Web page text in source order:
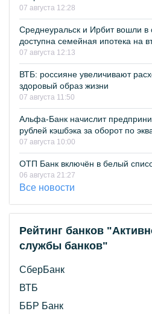
07 августа 12:28
Среднеуральск и Ирбит вошли в
доступна семейная ипотека на
07 августа 12:13
ВТБ: россияне увеличивают
здоровый образ жизни
07 августа 11:50
Альфа-Банк начислит
рублей кэшбэка за оборот по
07 августа 10:00
ОТП Банк включён в белый
06 августа 21:27
Все новости
Рейтинг банков
службы банков"
СберБанк
ВТБ
ББР Банк